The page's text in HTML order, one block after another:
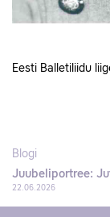
Eesti Balletiliidu
Blogi
Juubeliportree:
22.06.2026